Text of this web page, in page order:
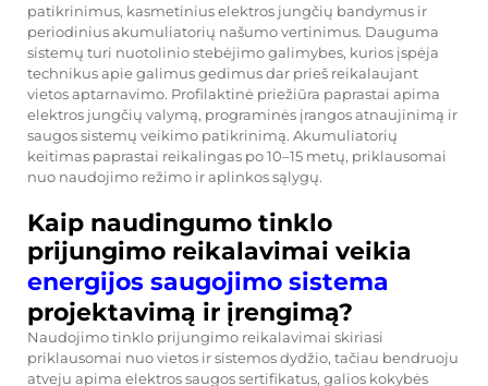
patikrinimus, kasmetinius elektros jungčių bandymus ir
periodinius akumuliatorių našumo vertinimus. Dauguma
sistemų turi nuotolinio stebėjimo galimybes, kurios įspėja
technikus apie galimus gedimus dar prieš reikalaujant
vietos aptarnavimo. Profilaktinė priežiūra paprastai apima
elektros jungčių valymą, programinės įrangos atnaujinimą ir
saugos sistemų veikimo patikrinimą. Akumuliatorių
keitimas paprastai reikalingas po 10–15 metų, priklausomai
nuo naudojimo režimo ir aplinkos sąlygų.
Kaip naudingumo tinklo
prijungimo reikalavimai veikia
energijos saugojimo sistema
projektavimą ir įrengimą?
Naudojimo tinklo prijungimo reikalavimai skiriasi
priklausomai nuo vietos ir sistemos dydžio, tačiau bendruoju
atveju apima elektros saugos sertifikatus, galios kokybės